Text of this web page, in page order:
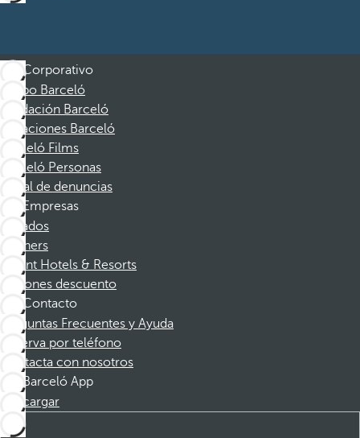
Corporativo
Grupo Barceló
Fundación Barceló
Vacaciones Barceló
Barceló Films
Barceló Personas
Canal de denuncias
Empresas
Afiliados
Partners
Dorint Hotels & Resorts
Cupones descuento
Contacto
Preguntas Frecuentes y Ayuda
Reserva por teléfono
Contacta con nosotros
Barceló App
Descargar